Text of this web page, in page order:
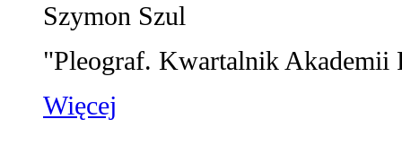
Szymon Szul
"Pleograf. Kwartalnik Akademii
Więcej